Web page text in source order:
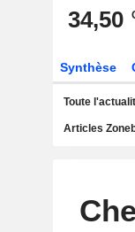
34,50
Synthèse
Toute
Articles